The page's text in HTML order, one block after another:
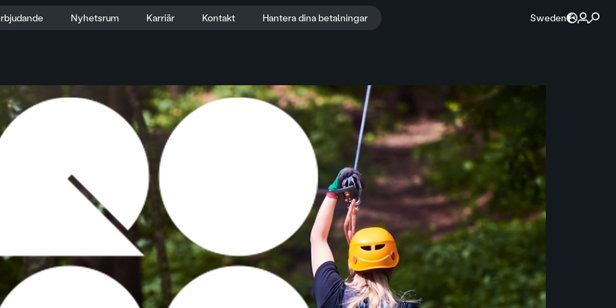
Nyhetsrum Karriär Kontakt Hantera dina betalningar Sweden